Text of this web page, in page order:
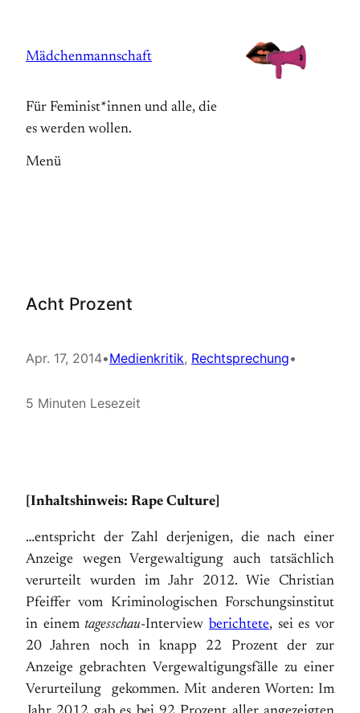
springen
Mädchenmannschaft
Für Feminist*innen und alle, die
es werden wollen.
Menü
Acht Prozent
Apr. 17, 2014•Medienkritik, Rechtsprechung•
5 Minuten Lesezeit
[Inhaltshinweis: Rape Culture]
…entspricht der Zahl derjenigen, die nach einer
Anzeige wegen Vergewaltigung auch tatsächlich
verurteilt wurden im Jahr 2012. Wie Christian
Pfeiffer vom Kriminologischen Forschungsinstitut
in einem tagesschau-Interview berichtete, sei es vor
20 Jahren noch in knapp 22 Prozent der zur
Anzeige gebrachten Vergewaltigungsfälle zu einer
Verurteilung gekommen. Mit anderen Worten: Im